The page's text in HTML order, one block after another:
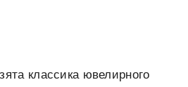
классика ювелирного